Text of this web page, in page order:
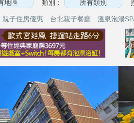
類別：
親子住房優惠 台北親子餐廳 溫泉泡湯